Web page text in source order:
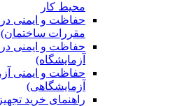
محیط کار
مقررات ساختمان)
آزمایشگاه)
آزمایشگاهی)
راهنمای خرید